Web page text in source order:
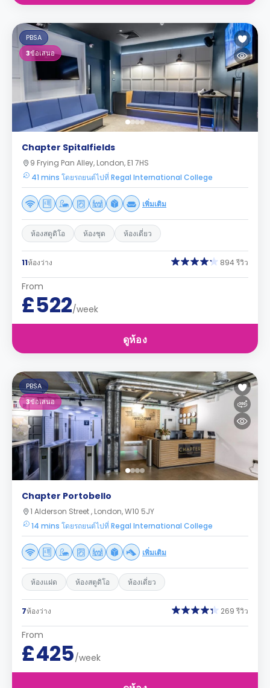
PBSA
3ข้อเสนอ
Chapter Spitalfields
9 Frying Pan Alley, London, E1 7HS
41 mins โดยรถยนต์ไปที่ Regal International College
เพิ่มเติม
ห้องสตูดิโอ ห้องชุด ห้องเดี่ยว
11ห้องว่าง 894 รีวิว
From
£522/week
ดูห้อง
PBSA
3ข้อเสนอ
Chapter Portobello
1 Alderson Street , London, W10 5JY
14 mins โดยรถยนต์ไปที่ Regal International College
เพิ่มเติม
ห้องแฝด ห้องสตูดิโอ ห้องเดี่ยว
7ห้องว่าง 269 รีวิว
From
£425/week